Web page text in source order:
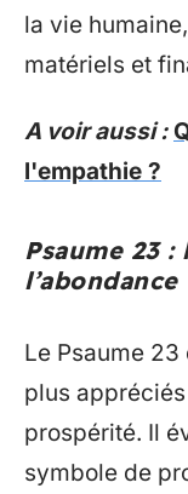
la vie
matériels et
A voir aussi :
l'empathie ?
Psaume 23
l’abondance
Le Psaume 23
plus
prospérité. Il
symbole de